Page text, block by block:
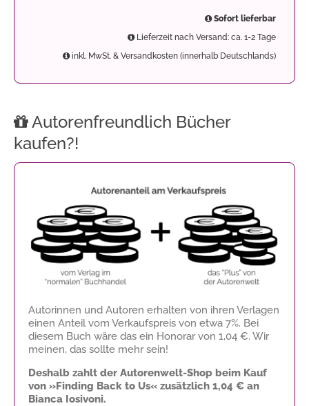
Sofort lieferbar
Lieferzeit nach Versand: ca. 1-2 Tage
inkl. MwSt. & Versandkosten (innerhalb Deutschlands)
Autorenfreundlich Bücher
kaufen?!
Autorinnen und Autoren erhalten von ihren Verlagen
einen Anteil vom Verkaufspreis von etwa 7%. Bei
diesem Buch wäre das ein Honorar von 1,04 €. Wir
meinen, das sollte mehr sein!
Deshalb zahlt der Autorenwelt-Shop beim Kauf
von »Finding Back to Us« zusätzlich 1,04 € an
Bianca Iosivoni.